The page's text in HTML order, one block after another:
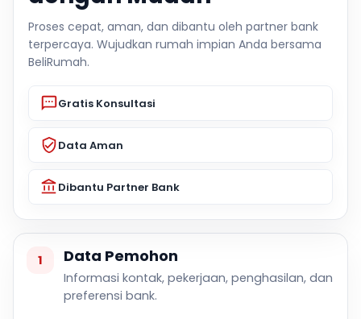
Proses cepat, aman, dan dibantu oleh partner bank
terpercaya. Wujudkan rumah impian Anda bersama
BeliRumah.
Gratis Konsultasi
Data Aman
Dibantu Partner Bank
1 Data Pemohon
Informasi kontak, pekerjaan, penghasilan, dan
preferensi bank.